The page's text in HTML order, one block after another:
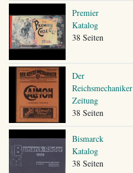
Premier
Katalog
38 Seiten
Der
Reichsmechaniker
Zeitung
38 Seiten
Bismarck
Katalog
38 Seiten